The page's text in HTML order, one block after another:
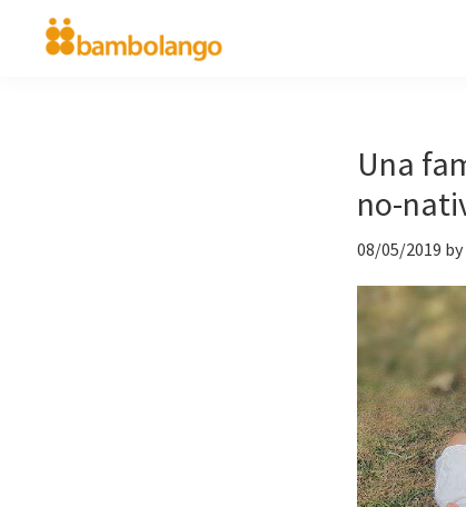
Saltar
Saltar
Una
no-
08/05/2019 by